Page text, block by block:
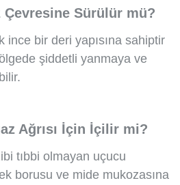
Çevresine Sürülür mü?
ince bir deri yapısına sahiptir
şiddetli yanmaya ve
Ağrısı İçin İçilir mi?
tıbbi olmayan uçucu
borusu ve mide mukozasına